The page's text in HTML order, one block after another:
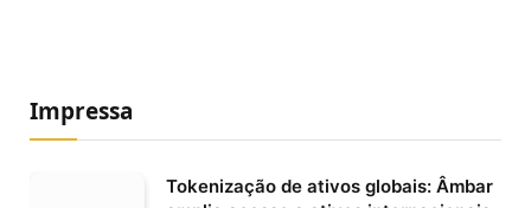
Impressa
Tokenização de ativos globais: Âmbar